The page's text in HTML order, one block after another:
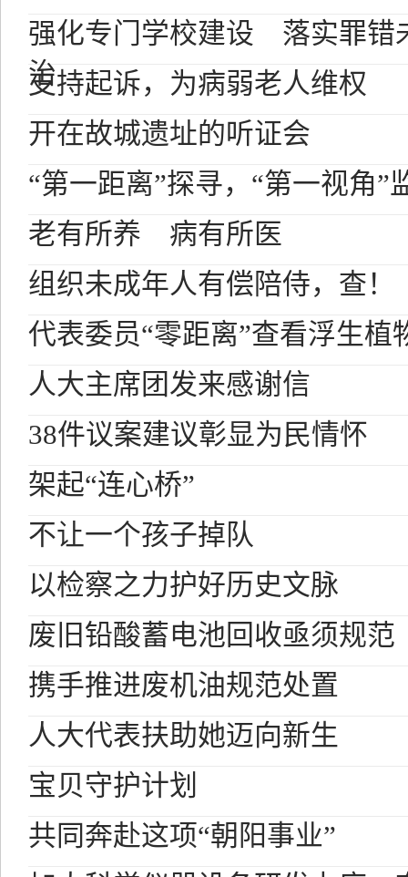
强化专门学校建设 落实罪错
治
支持起诉，为病弱老人维权
开在故城遗址的听证会
“第一距离”探寻，“第一视角”
老有所养 病有所医
组织未成年人有偿陪侍，查！
代表委员“零距离”查看浮生植
人大主席团发来感谢信
38件议案建议彰显为民情怀
架起“连心桥”
不让一个孩子掉队
以检察之力护好历史文脉
废旧铅酸蓄电池回收亟须规范
携手推进废机油规范处置
人大代表扶助她迈向新生
宝贝守护计划
共同奔赴这项“朝阳事业”